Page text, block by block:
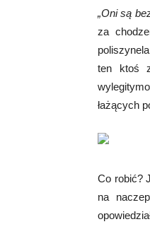
„Oni są
za
ten ktoś
łażących
Co robić?
na